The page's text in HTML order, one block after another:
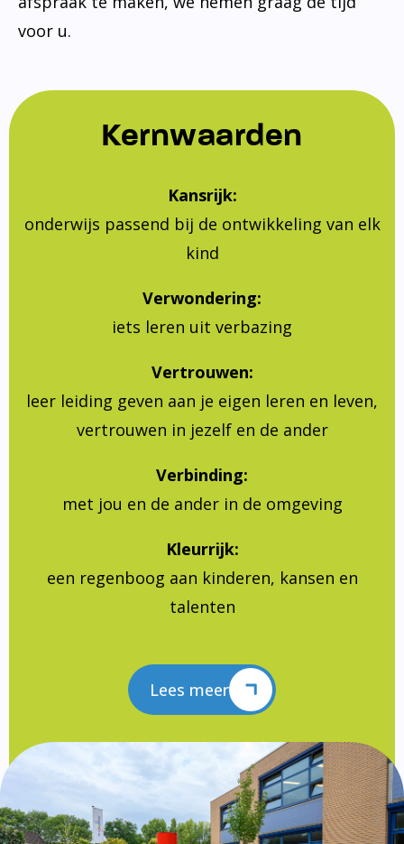
voor u.
Kernwaarden
Kansrijk:
onderwijs passend bij de ontwikkeling van elk
kind
Verwondering:
iets leren uit verbazing
Vertrouwen:
leer leiding geven aan je eigen leren en leven,
vertrouwen in jezelf en de ander
Verbinding:
met jou en de ander in de omgeving
Kleurrijk:
een regenboog aan kinderen, kansen en
talenten
Lees meer